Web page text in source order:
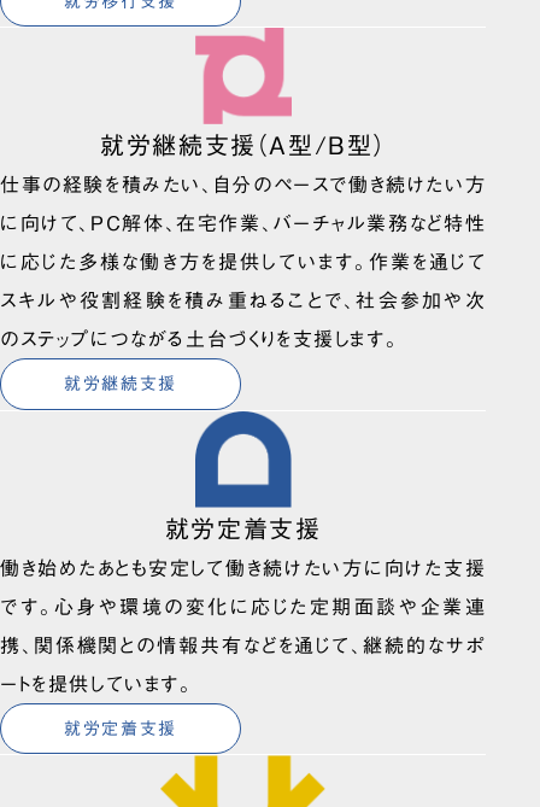
就労継続支援（A型/B型）
仕事の経験を積みたい、自分のペースで働き続けたい方
に向けて、PC解体、在宅作業、バーチャル業務など特性
に応じた多様な働き方を提供しています。作業を通じて
スキルや役割経験を積み重ねることで、社会参加や次
のステップにつながる土台づくりを支援します。
就労継続支援
就労定着支援
働き始めたあとも安定して働き続けたい方に向けた支援
です。心身や環境の変化に応じた定期面談や企業連
携、関係機関との情報共有などを通じて、継続的なサポ
ートを提供しています。
就労定着支援